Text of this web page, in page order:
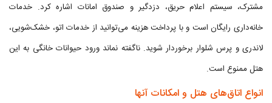
مشترک، سیستم اعلام حریق، دزدگیر و صندوق امانات اشاره کرد. خدمات
خانه‌داری رایگان است و با پرداخت هزینه می‌توانید از خدمات اتو، خشک‌شویی،
لاندری و پرس شلوار برخوردار شوید. ناگفته نماند ورود حیوانات خانگی به این
هتل ممنوع است.
انواع اتاق‌های هتل و امکانات آنها